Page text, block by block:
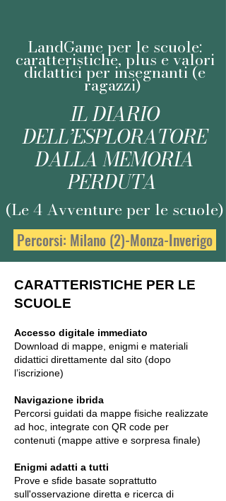
LandGame per le scuole:
caratteristiche, plus e valori
didattici per insegnanti (e
ragazzi)
IL DIARIO
DELL’ESPLORATORE
DALLA MEMORIA
PERDUTA
(Le 4 Avventure per le scuole)
Percorsi: Milano (2)-Monza-Inverigo
CARATTERISTICHE PER LE
SCUOLE
Accesso digitale immediato
Download di mappe, enigmi e materiali
didattici direttamente dal sito (dopo
l’iscrizione)
Navigazione ibrida
Percorsi guidati da mappe fisiche realizzate
ad hoc, integrate con QR code per
contenuti (mappe attive e sorpresa finale)
Enigmi adatti a tutti
Prove e sfide basate soprattutto
sull'osservazione diretta e ricerca di